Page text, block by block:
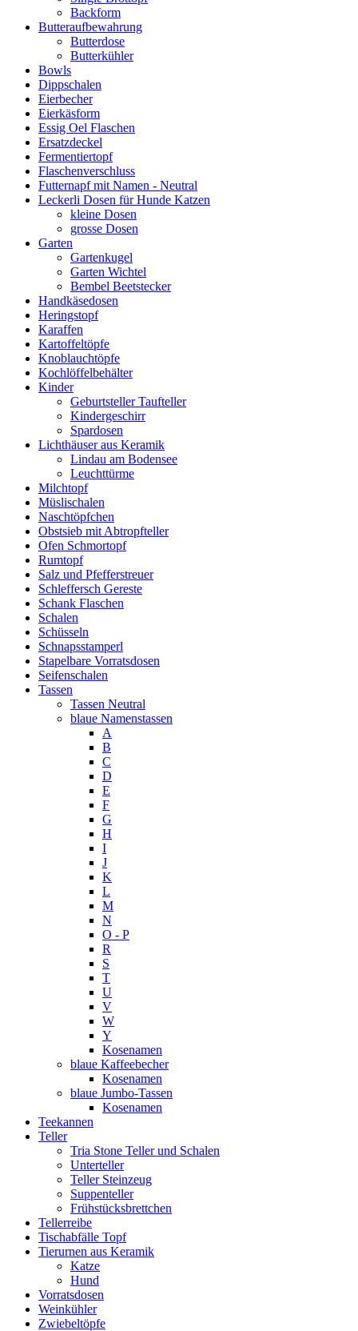
Backform
Butteraufbewahrung
Butterdose
Butterkühler
Bowls
Dippschalen
Eierbecher
Eierkäsform
Essig Oel Flaschen
Ersatzdeckel
Fermentiertopf
Flaschenverschluss
Futternapf mit Namen - Neutral
Leckerli Dosen für Hunde Katzen
kleine Dosen
grosse Dosen
Garten
Gartenkugel
Garten Wichtel
Bembel Beetstecker
Handkäsedosen
Heringstopf
Karaffen
Kartoffeltöpfe
Knoblauchtöpfe
Kochlöffelbehälter
Kinder
Geburtsteller Taufteller
Kindergeschirr
Spardosen
Lichthäuser aus Keramik
Lindau am Bodensee
Leuchttürme
Milchtopf
Müslischalen
Naschtöpfchen
Obstsieb mit Abtropfteller
Ofen Schmortopf
Rumtopf
Salz und Pfefferstreuer
Schleffersch Gereste
Schank Flaschen
Schalen
Schüsseln
Schnapsstamperl
Stapelbare Vorratsdosen
Seifenschalen
Tassen
Tassen Neutral
blaue Namenstassen
A
B
C
D
E
F
G
H
I
J
K
L
M
N
O - P
R
S
T
U
V
W
Y
Kosenamen
blaue Kaffeebecher
Kosenamen
blaue Jumbo-Tassen
Kosenamen
Teekannen
Teller
Tria Stone Teller und Schalen
Unterteller
Teller Steinzeug
Suppenteller
Frühstücksbrettchen
Tellerreibe
Tischabfälle Topf
Tierurnen aus Keramik
Katze
Hund
Vorratsdosen
Weinkühler
Zwiebeltöpfe